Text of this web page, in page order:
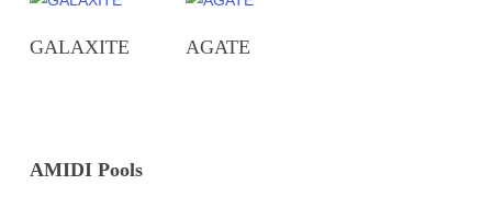
GALAXITE AGATE
AMIDI Pools